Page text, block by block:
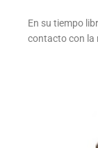
En su tiempo
contacto con la